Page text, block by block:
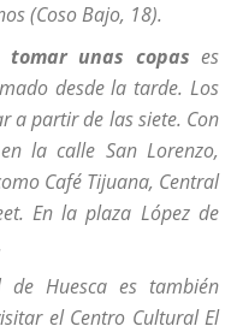
(Coso Bajo, 18).
tomar unas copas es
desde la tarde. Los
a partir de las siete. Con
la calle San Lorenzo,
Café Tijuana, Central
En la plaza López de
de Huesca es también
el Centro Cultural El